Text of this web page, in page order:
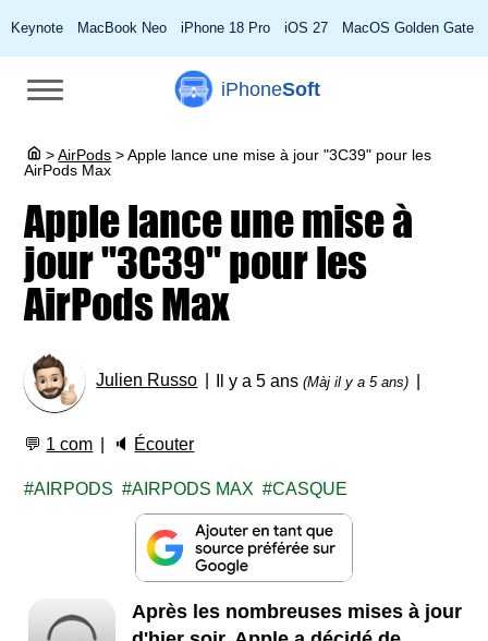
Keynote MacBook Neo iPhone 18 Pro iOS 27 MacOS Golden Gate
iPhoneSoft
> AirPods >Apple lance une mise à jour "3C39" pour les
AirPods Max
Apple lance une mise à
jour "3C39" pour les
AirPods Max
Julien Russo Il y a 5 ans(Màj il y a 5 ans)
💬 1 com 🔈 Écouter
AIRPODS AIRPODS MAX CASQUE
Après les nombreuses mises à jour